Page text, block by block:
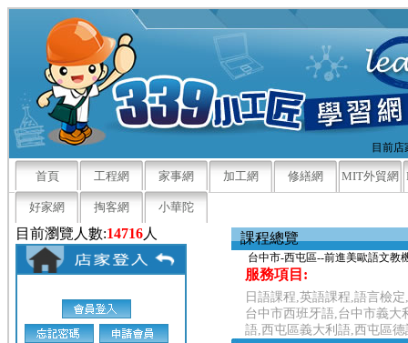
目前
首頁 工程網 家事網 加工網 修繕網 MIT外貿網
好家網 掏客網 小華陀
目前瀏覽人數:14716人 課程總覽
台中市-西屯區--前進美歐語文教
服務項目:
日語課程,英語課程,語言檢
台中市西班牙語,台中市義
語,西屯區義大利語,西屯區德